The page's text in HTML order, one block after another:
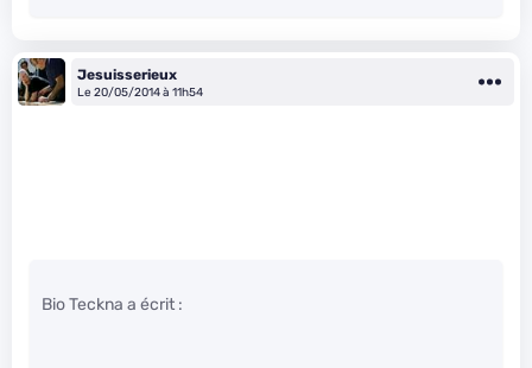
Jesuisserieux
Le 20/05/2014 à 11h54
Bio Teckna a écrit :